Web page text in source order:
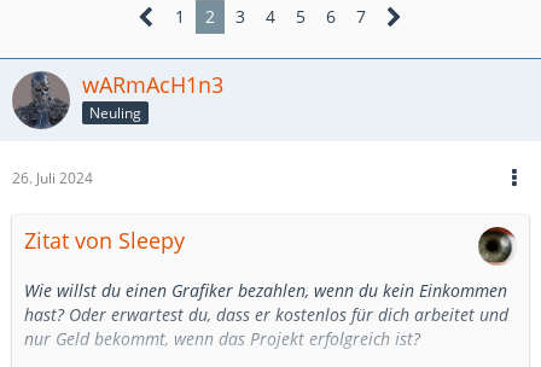
1 2 3 4 5 6 7
wARmAcH1n3
Neuling
26. Juli 2024
Zitat von Sleepy
Wie willst du einen Grafiker bezahlen, wenn du kein Einkommen
hast? Oder erwartest du, dass er kostenlos für dich arbeitet und
nur Geld bekommt, wenn das Projekt erfolgreich ist?